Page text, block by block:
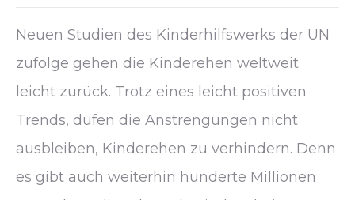
Neuen Studien des Kinderhilfswerks der UN
zufolge gehen die Kinderehen weltweit
leicht zurück. Trotz eines leicht positiven
Trends, düfen die Anstrengungen nicht
ausbleiben, Kinderehen zu verhindern. Denn
es gibt auch weiterhin hunderte Millionen